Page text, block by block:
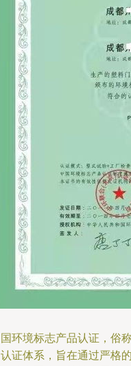
环境标志产品认证，俗
证体系，旨在通过严格